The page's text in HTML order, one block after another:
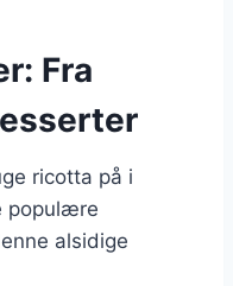
Fra
ricotta på i
populære
alsidige